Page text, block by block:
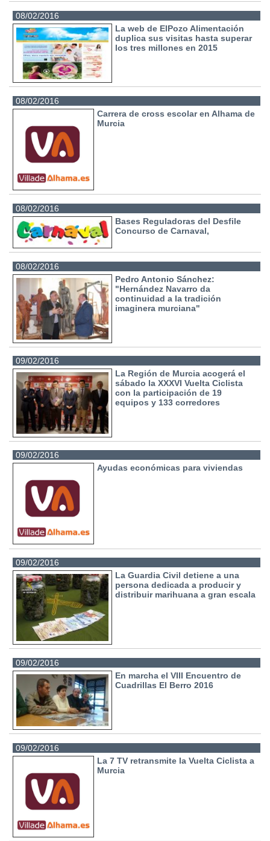
08/02/2016
La web de ElPozo Alimentación
duplica sus visitas hasta superar
los tres millones en 2015
08/02/2016
Carrera de cross escolar en Alhama de
Murcia
08/02/2016
Bases Reguladoras del Desfile
Concurso de Carnaval,
08/02/2016
Pedro Antonio Sánchez:
"Hernández Navarro da
continuidad a la tradición
imaginera murciana"
09/02/2016
La Región de Murcia acogerá el
sábado la XXXVI Vuelta Ciclista
con la participación de 19
equipos y 133 corredores
09/02/2016
Ayudas económicas para viviendas
09/02/2016
La Guardia Civil detiene a una
persona dedicada a producir y
distribuir marihuana a gran escala
09/02/2016
En marcha el VIII Encuentro de
Cuadrillas El Berro 2016
09/02/2016
La 7 TV retransmite la Vuelta Ciclista a
Murcia